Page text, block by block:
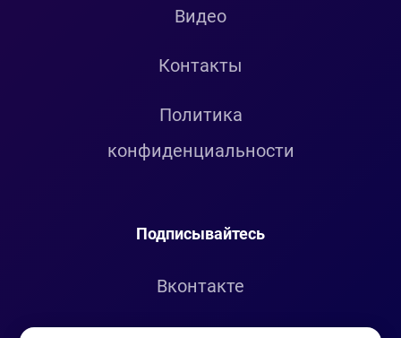
Видео
Контакты
Политика
конфиденциальности
Подписывайтесь
Вконтакте